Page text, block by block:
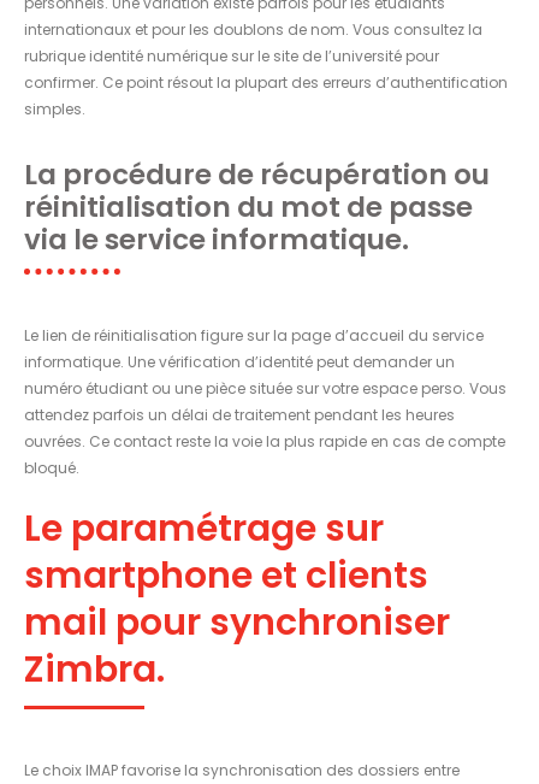
internationaux et pour les doublons de nom. Vous consultez la
rubrique identité numérique sur le site de l’université pour
confirmer. Ce point résout la plupart des erreurs d’authentification
simples.
La procédure de récupération ou
réinitialisation du mot de passe
via le service informatique.
Le lien de réinitialisation figure sur la page d’accueil du service
informatique. Une vérification d’identité peut demander un
numéro étudiant ou une pièce située sur votre espace perso. Vous
attendez parfois un délai de traitement pendant les heures
ouvrées. Ce contact reste la voie la plus rapide en cas de compte
bloqué.
Le paramétrage sur
smartphone et clients
mail pour synchroniser
Zimbra.
Le choix IMAP favorise la synchronisation des dossiers entre